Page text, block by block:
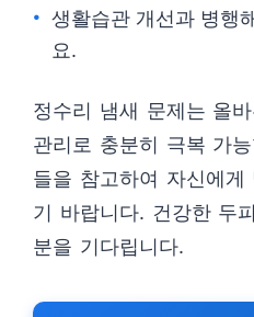
생활습관 개선과 병행
요.
정수리 냄새 문제는 올
관리로 충분히 극복 가
들을 참고하여 자신에게
기 바랍니다. 건강한 두
분을 기다립니다.